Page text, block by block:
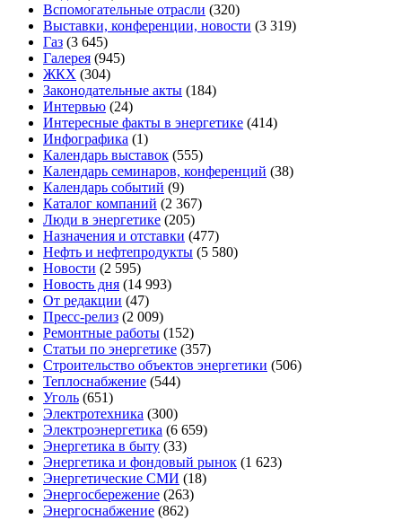
Вспомогательные отрасли (320)
Выставки, конференции, новости (3 319)
Газ (3 645)
Галерея (945)
ЖКХ (304)
Законодательные акты (184)
Интервью (24)
Интересные факты в энергетике (414)
Инфографика (1)
Календарь выставок (555)
Календарь семинаров, конференций (38)
Календарь событий (9)
Каталог компаний (2 367)
Люди в энергетике (205)
Назначения и отставки (477)
Нефть и нефтепродукты (5 580)
Новости (2 595)
Новость дня (14 993)
От редакции (47)
Пресс-релиз (2 009)
Ремонтные работы (152)
Статьи по энергетике (357)
Строительство объектов энергетики (506)
Теплоснабжение (544)
Уголь (651)
Электротехника (300)
Электроэнергетика (6 659)
Энергетика в быту (33)
Энергетика и фондовый рынок (1 623)
Энергетические СМИ (18)
Энергосбережение (263)
Энергоснабжение (862)